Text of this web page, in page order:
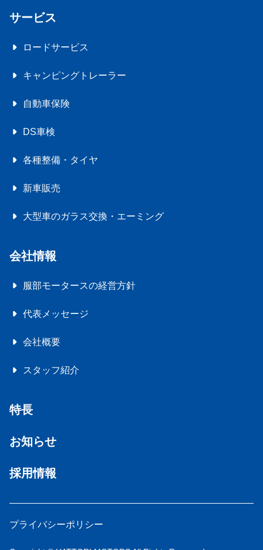
サービス
ロードサービス
キャンピングトレーラー
自動車保険
DS車検
各種整備・タイヤ
新車販売
大型車のガラス交換・エーミング
会社情報
服部モータースの経営方針
代表メッセージ
会社概要
スタッフ紹介
特長
お知らせ
採用情報
プライバシーポリシー